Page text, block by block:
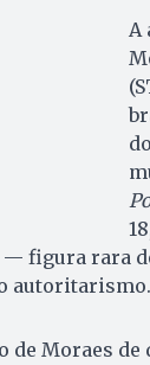
A
— figura rara
autoritarismo.
de Moraes